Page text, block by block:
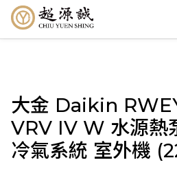
大金 Daikin
VRV IV W 水源熱
冷氣系統 室外機